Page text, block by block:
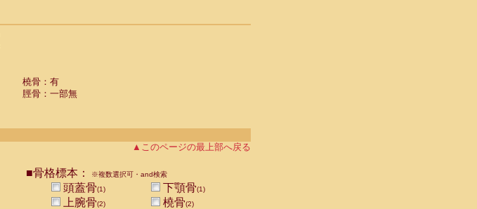
橈骨：有
脛骨：一部無
▲このページの最上部へ戻る
■骨格標本： ※複数選択可・and検索
頭蓋骨(1) 下顎骨(1)
上腕骨(2) 橈骨(2)